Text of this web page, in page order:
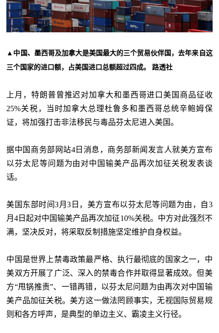
▲中国、墨西哥及加拿大是美国最大的三个贸易伙伴国，去年来自这
三个国家的进口额，占美国进口总额超过四成。 路透社
上月，特朗普曾推迟对加拿大和墨西哥进口美国商品征收
25%关税，当时加拿大总理杜鲁多和墨西哥总统辛鲍姆保
证，将加强打击非法移民与毒品芬太尼进入美国。
据中国商务部网站4日消息，商务部新闻发言人就美方宣布
以芬太尼等问题为由对中国输美产品再次加征关税发表谈
话。
美国东部时间3月3日，美方宣布以芬太尼等问题为由，自3
月4日起对中国输美产品再次加征10%关税。中方对此强烈不
满，坚决反对，将采取反制措施坚定维护自身权益。
中国是世界上禁毒政策最严格、执行最彻底的国家之一，中
美双方开展了广泛、深入的禁毒合作并取得显著成效。但美
方“甩锅推责”、一错再错，以芬太尼问题为由再次对中国输
美产品加征关税。美方这一做法罔顾事实，无视国际贸易规
则和各方呼声，是典型的单边主义、霸凌主义行径。